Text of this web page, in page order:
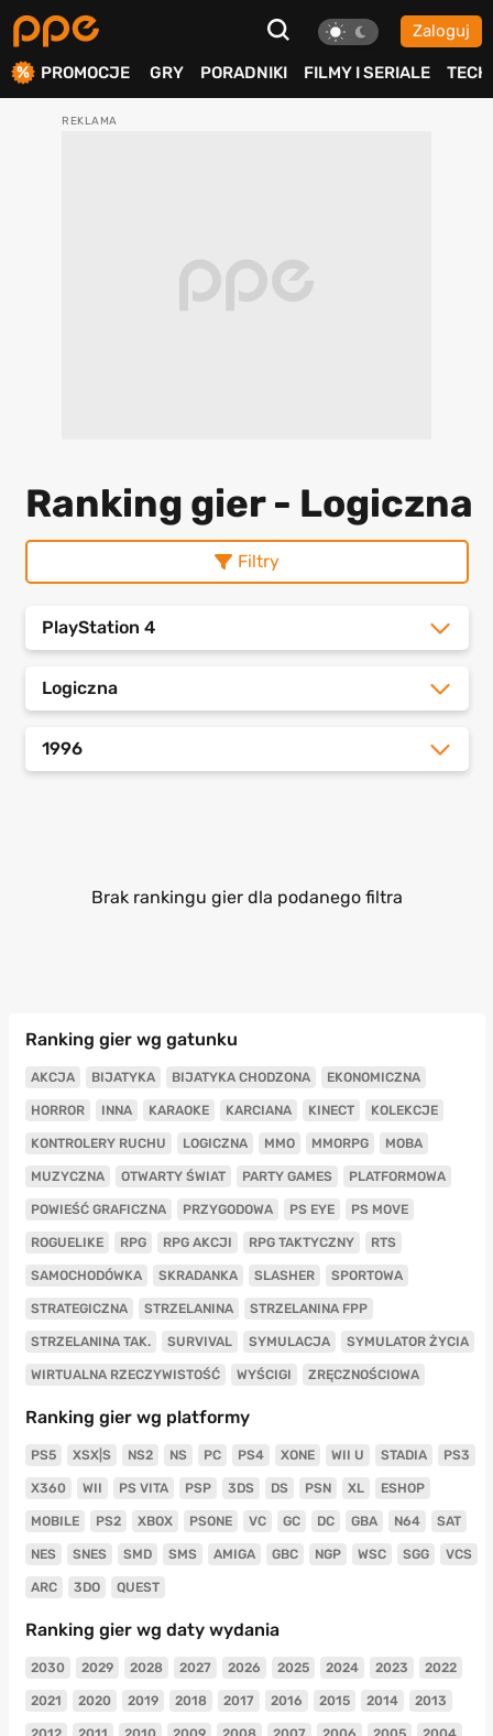
Zaloguj
PROMOCJE GRY PORADNIKI FILMY I SERIALE TECH
Ranking gier - Logiczna
Filtry
PlayStation 4
Logiczna
1996
Brak rankingu gier dla podanego filtra
Ranking gier wg gatunku
AKCJA BIJATYKA BIJATYKA CHODZONA EKONOMICZNA
HORROR INNA KARAOKE KARCIANA KINECT KOLEKCJE
KONTROLERY RUCHU LOGICZNA MMO MMORPG MOBA
MUZYCZNA OTWARTY ŚWIAT PARTY GAMES PLATFORMOWA
POWIEŚĆ GRAFICZNA PRZYGODOWA PS EYE PS MOVE
ROGUELIKE RPG RPG AKCJI RPG TAKTYCZNY RTS
SAMOCHODÓWKA SKRADANKA SLASHER SPORTOWA
STRATEGICZNA STRZELANINA STRZELANINA FPP
STRZELANINA TAK. SURVIVAL SYMULACJA SYMULATOR ŻYCIA
WIRTUALNA RZECZYWISTOŚĆ WYŚCIGI ZRĘCZNOŚCIOWA
Ranking gier wg platformy
PS5 XSX|S NS2 NS PC PS4 XONE WII U STADIA PS3
X360 WII PS VITA PSP 3DS DS PSN XL ESHOP
MOBILE PS2 XBOX PSONE VC GC DC GBA N64 SAT
NES SNES SMD SMS AMIGA GBC NGP WSC SGG VCS
ARC 3DO QUEST
Ranking gier wg daty wydania
2030 2029 2028 2027 2026 2025 2024 2023 2022
2021 2020 2019 2018 2017 2016 2015 2014 2013